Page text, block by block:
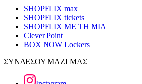
SHOPFLIX max
SHOPFLIX tickets
SHOPFLIX ΜΕ ΤΗ ΜΙΑ
Clever Point
BOX NOW Lockers
ΣΥΝΔΕΣΟΥ ΜΑΖΙ ΜΑΣ